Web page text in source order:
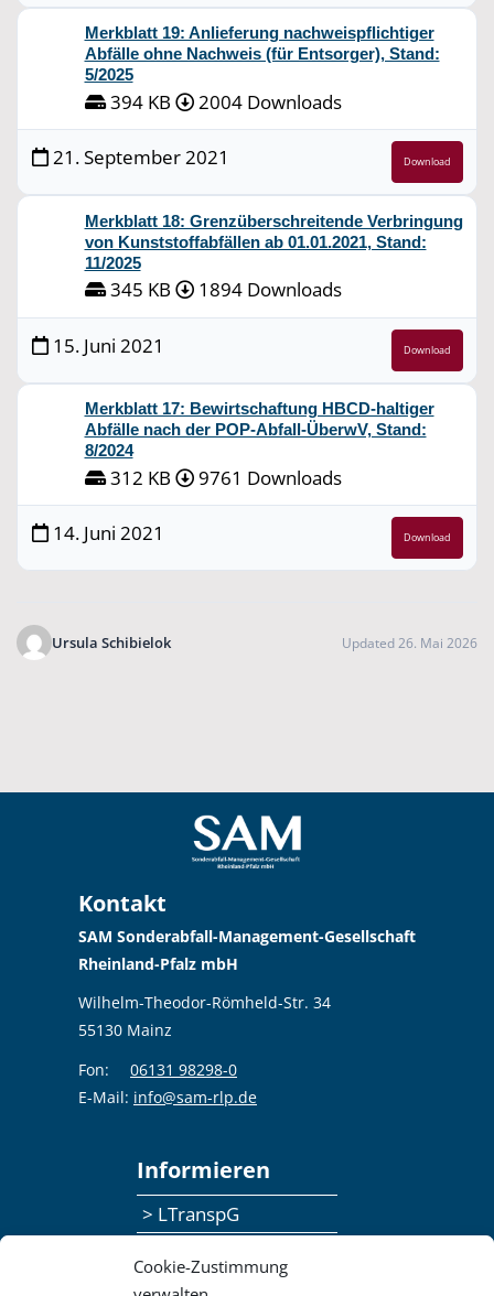
Cookie-Zustimmung
Merkblatt 19: Anlieferung nachweispflichtiger
Abfälle ohne Nachweis (für Entsorger), Stand:
5/2025
394 KB 2004 Downloads
21. September 2021 Download
Merkblatt 18: Grenzüberschreitende Verbringung
von Kunststoffabfällen ab 01.01.2021, Stand:
11/2025
345 KB 1894 Downloads
15. Juni 2021 Download
Merkblatt 17: Bewirtschaftung HBCD-haltiger
Abfälle nach der POP-Abfall-ÜberwV, Stand:
8/2024
312 KB 9761 Downloads
14. Juni 2021 Download
Ursula Schibielok Updated 26. Mai 2026
Kontakt
SAM Sonderabfall-Management-Gesellschaft
Rheinland-Pfalz mbH
Wilhelm-Theodor-Römheld-Str. 34
55130 Mainz
Fon:
06131 98298-0
E-Mail: info@sam-rlp.de
Informieren
> LTranspG
> Publikationen